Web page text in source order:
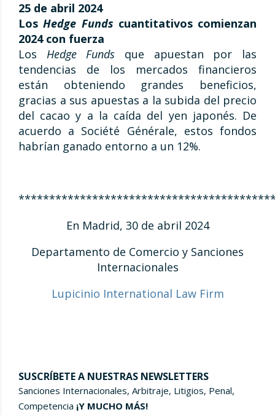
25 de abril 2024
LosHedge Funds cuantitativos comienzan
2024 con fuerza
Los Hedge Funds que apuestan por las
tendencias de los mercados financieros
están obteniendo grandes beneficios,
gracias a sus apuestas a la subida del precio
del cacao y a la caída del yen japonés. De
acuerdo a Société Générale, estos fondos
habrían ganado entorno a un 12%.
En Madrid, 30 de abril 2024
Departamento de Comercio y Sanciones
Internacionales
Lupicinio International Law Firm
SUSCRÍBETE A NUESTRAS NEWSLETTERS
Sanciones Internacionales, Arbitraje, Litigios, Penal,
Competencia ¡Y MUCHO MÁS!